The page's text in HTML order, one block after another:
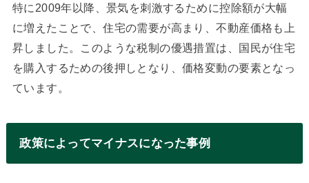
特に2009年以降、景気を刺激するために控除額が大幅
に増えたことで、住宅の需要が高まり、不動産価格も上
昇しました。このような税制の優遇措置は、国民が住宅
を購入するための後押しとなり、価格変動の要素となっ
ています。
政策によってマイナスになった事例